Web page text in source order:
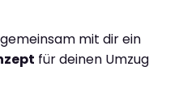
mit dir ein
für deinen Umzug